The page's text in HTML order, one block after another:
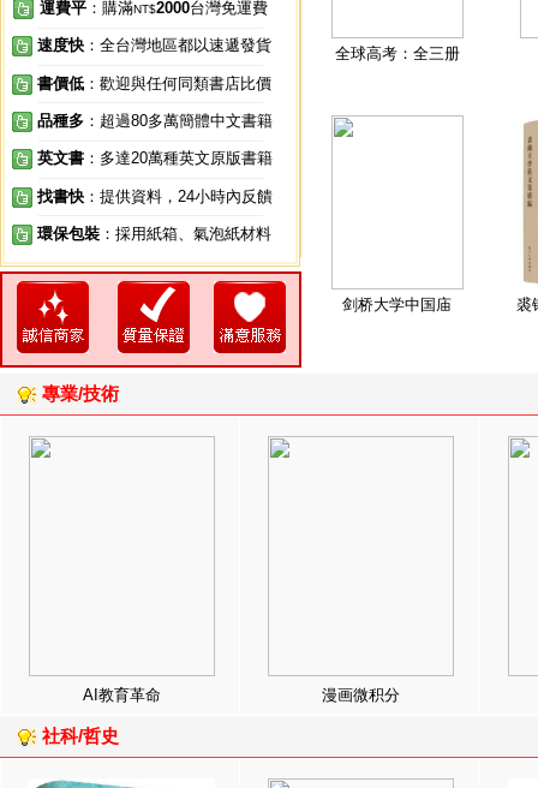
運費平 ：購滿NT$2000台灣免運費
速度快 ：全台灣地區都以速遞發貨
書價低 ：歡迎與任何同類書店比價
品種多 ：超過80多萬簡體中文書籍
英文書 ：多達20萬種英文原版書籍
找書快 ：提供資料，24小時內反饋
環保包裝 ：採用紙箱、氣泡紙材料
全球高考：全三册
剑桥大学中国庙 裘
專業/技術
AI教育革命 漫画微积分
社科/哲史